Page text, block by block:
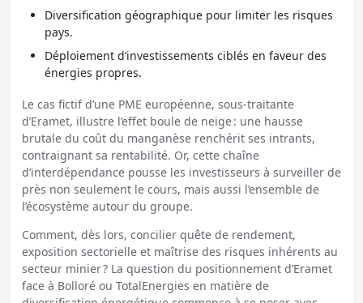
Diversification géographique pour limiter les risques
pays.
Déploiement d’investissements ciblés en faveur des
énergies propres.
Le cas fictif d’une PME européenne, sous-traitante
d’Eramet, illustre l’effet boule de neige : une hausse
brutale du coût du manganèse renchérit ses intrants,
contraignant sa rentabilité. Or, cette chaîne
d’interdépendance pousse les investisseurs à surveiller de
près non seulement le cours, mais aussi l’ensemble de
l’écosystème autour du groupe.
Comment, dès lors, concilier quête de rendement,
exposition sectorielle et maîtrise des risques inhérents au
secteur minier ? La question du positionnement d’Eramet
face à Bolloré ou TotalEnergies en matière de